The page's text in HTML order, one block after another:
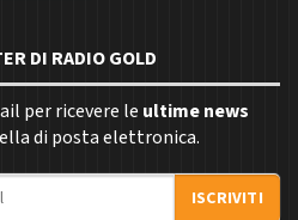
DI RADIO GOLD
per ricevere le ultime news
di posta elettronica.
ISCRIVITI